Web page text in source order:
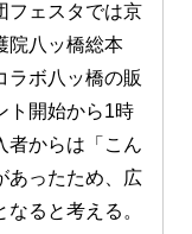
フェスタでは京
院八ッ橋総本
ラボ八ッ橋の販
ト開始から1時
者からは「こん
あったため、広
ると考える。